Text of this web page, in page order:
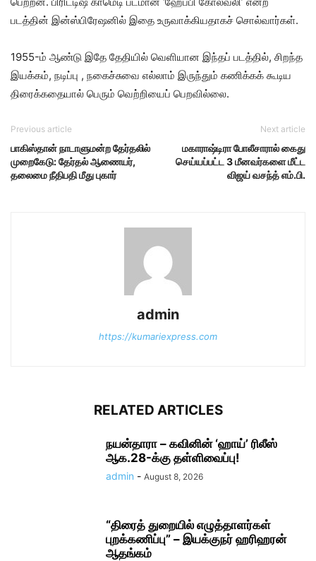
படத்தின் இன்ஸ்பிரேஷனில் இதை உருவாக்கியதாகச் சொல்வார்கள்.
1955-ம் ஆண்டு இதே தேதியில் வெளியான இந்தப் படத்தில், சிறந்த
இயக்கம், நடிப்பு , நகைச்சுவை எல்லாம் இருந்தும் கணிக்கக் கூடிய
திரைக்கதையால் பெரும் வெற்றியைப் பெறவில்லை.
Previous article
பாகிஸ்தான் நாடாளுமன்ற தேர்தலில்
முறைகேடு: தேர்தல் ஆணையர்,
தலைமை நீதிபதி மீது புகார்
Next article
மகாராஷ்டிரா போலீசாரால் கைது
செய்யப்பட்ட 3 மீனவர்களை மீட்ட
விஜய் வசந்த் எம்.பி.
admin
https://kumariexpress.com
RELATED ARTICLES
நயன்தாரா – கவினின் ‘ஹாய்’ ரிலீஸ்
ஆக.28-க்கு தள்ளிவைப்பு!
admin - August 8, 2026
“திரைத் துறையில் எழுத்தாளர்கள்
புறக்கணிப்பு” – இயக்குநர் ஹரிஹரன்
ஆதங்கம்